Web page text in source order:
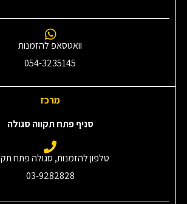
וואטסאפ להזמנות
054-3235145‎
מרכז
סניף פתח תקווה סגולה
טלפון להזמנות, סגולה פתח
03-9282828